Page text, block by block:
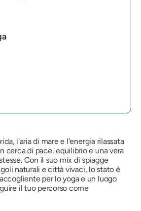
l'aria di mare e l'energia rilassata
cerca di pace, equilibrio e una vera
Con il suo mix di spiagge
naturali e città vivaci, lo stato è
per lo yoga e un luogo
il tuo percorso come